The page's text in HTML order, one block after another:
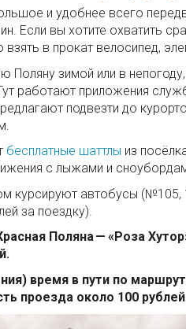
и удобнее всего
Если вы хотите охватить
в прокат велосипед,
Поляну зимой или в
работают приложения
подвезти до
бесплатные шаттлы из
с лыжами и
курсируют автобусы (№105,
за поездку).
Поляна — «Роза
время в пути по
проезда около 100